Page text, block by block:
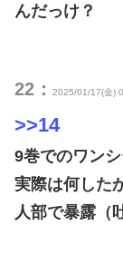
んだっけ？
22： 2025/01/17(金)
>>14
9巻でのワン
実際は何した
人部で暴露（